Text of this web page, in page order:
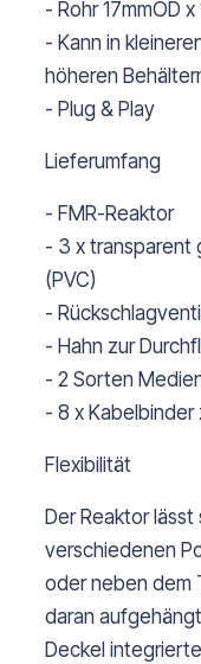
- Rohr 17mmOD x
- Kann in
höheren
- Plug & Play
Lieferumfang
- FMR-Reaktor
- 3 x transparent
(PVC)
- Rückschlagventil
- Hahn zur
- 2 Sorten
- 8 x Kabelbinder
Flexibilität
Der Reaktor
verschiedenen
oder neben dem
daran
Deckel